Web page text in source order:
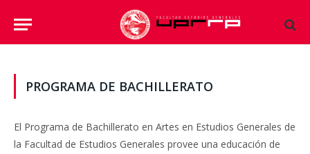
PROGRAMA DE BACHILLERATO
El Programa de Bachillerato en Artes en Estudios Generales de
la Facultad de Estudios Generales provee una educación de